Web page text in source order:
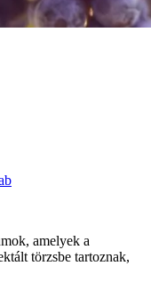
amelyek a
törzsbe tartoznak,